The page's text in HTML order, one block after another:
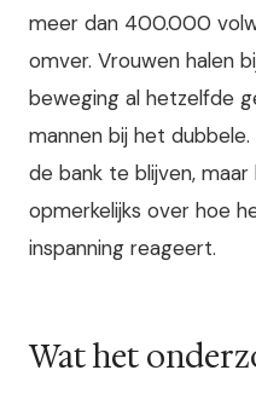
meer dan 400.000
omver. Vrouwen halen
beweging al hetzelfde
mannen bij het
de bank te blijven,
opmerkelijks over hoe
inspanning reageert.
Wat het